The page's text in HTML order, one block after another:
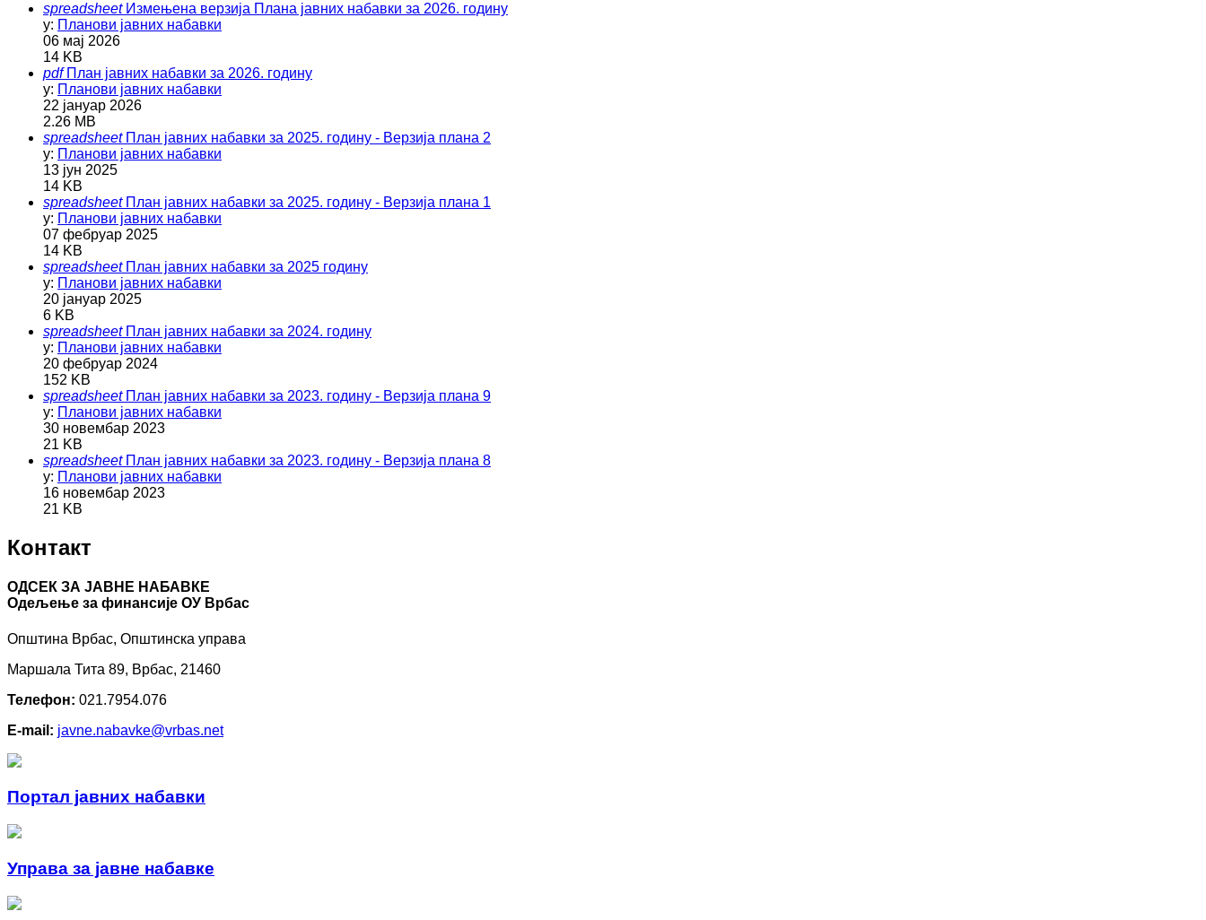
spreadsheet Измењена верзија Плана јавних набавки за 2026. годину
у: Планови јавних набавки
06 мај 2026
14 KB
pdf План јавних набавки за 2026. годину
у: Планови јавних набавки
22 јануар 2026
2.26 MB
spreadsheet План јавних набавки за 2025. годину - Верзија плана 2
у: Планови јавних набавки
13 јун 2025
14 KB
spreadsheet План јавних набавки за 2025. годину - Верзија плана 1
у: Планови јавних набавки
07 фебруар 2025
14 KB
spreadsheet План јавних набавки за 2025 годину
у: Планови јавних набавки
20 јануар 2025
6 KB
spreadsheet План јавних набавки за 2024. годину
у: Планови јавних набавки
20 фебруар 2024
152 KB
spreadsheet План јавних набавки за 2023. годину - Верзија плана 9
у: Планови јавних набавки
30 новембар 2023
21 KB
spreadsheet План јавних набавки за 2023. годину - Верзија плана 8
у: Планови јавних набавки
16 новембар 2023
21 KB
Контакт
ОДСЕК ЗА ЈАВНЕ НАБАВКЕ
Oдељење за финансије ОУ Врбас
Општина Врбас, Општинска управа
Маршала Тита 89, Врбас, 21460
Телефон: 021.7954.076
E-mail: javne.nabavke@vrbas.net
Портал јавних набавки
Управа за јавне набавке